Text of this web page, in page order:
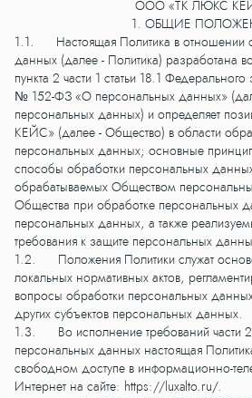
ООО «ТК ЛЮКС
1. ОБЩИЕ
1.1. Настоящая Политика в отношении
данных (далее - Политика) разработана
пункта 2 части 1 статьи 18.1
№ 152-ФЗ «О персональных данных»
персональных данных) и определяет
КЕЙС» (далее - Общество) в области
персональных данных; основные
способы обработки персональных
обрабатываемых Обществом
Общества при обработке персональных
персональных данных, а также
требования к защите персональных
1.2. Положения Политики служат
локальных нормативных актов,
вопросы обработки персональных
других субъектов персональных данных.
1.3. Во исполнение требований части 2
персональных данных настоящая
свободном доступе в информационно-
Интернет на сайте: https://luxalto.ru/.